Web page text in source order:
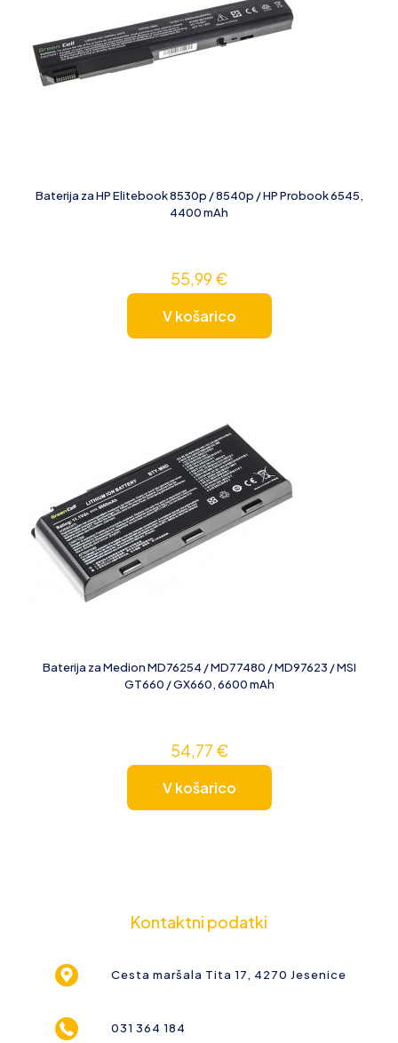
Baterija za HP Elitebook 8530p / 8540p / HP Probook 6545,
4400 mAh
55,99€
V košarico
Baterija za Medion MD76254 / MD77480 / MD97623 / MSI
GT660 / GX660, 6600 mAh
54,77 €
V košarico
Kontaktni podatki
Cesta maršala Tita 17, 4270 Jesenice
031 364 184